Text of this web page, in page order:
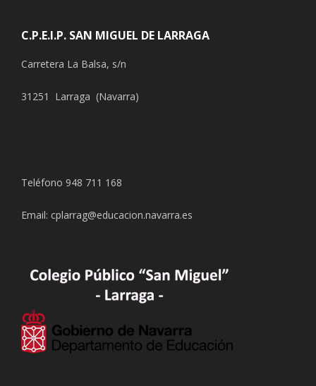
C.P.E.I.P. SAN MIGUEL DE LARRAGA
Carretera La Balsa, s/n
31251 Larraga (Navarra)
Teléfono 948 711 168
Email: cplarrag@educacion.navarra.es